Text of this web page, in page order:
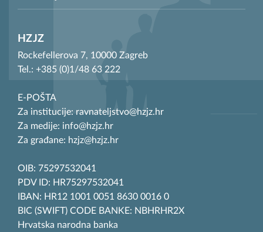
HZJZ
Rockefellerova 7, 10000 Zagreb
Tel.: +385 (0)1/48 63 222
E-POŠTA
Za institucije: ravnateljstvo@hzjz.hr
Za medije: info@hzjz.hr
Za građane: hzjz@hzjz.hr
OIB: 75297532041
PDV ID: HR75297532041
IBAN: HR12 1001 0051 8630 0016 0
BIC (SWIFT) CODE BANKE: NBHRHR2X
Hrvatska narodna banka